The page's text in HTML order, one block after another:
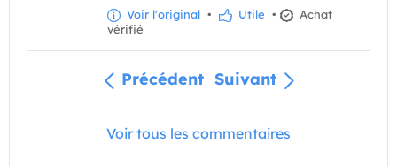
Voir l'original • Utile •
Achat
vérifié
Précédent Suivant
Voir tous les commentaires